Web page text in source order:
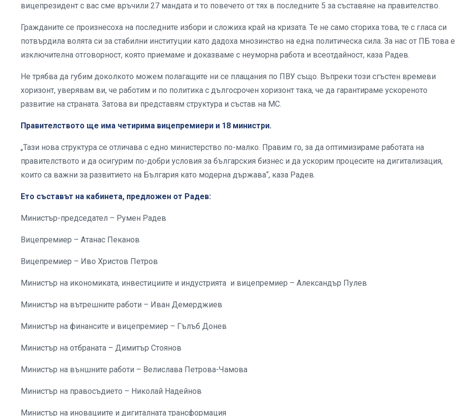
вицепрезидент с вас сме връчили 27 мандата и то повечето от тях в последните 5 за съставяне на правителство.
Гражданите се произнесоха на последните избори и сложиха край на кризата. Те не само сториха това, те с гласа си
потвърдила волята си за стабилни институции като дадоха мнозинство на една политическа сила. За нас от ПБ това е
изключителна отговорност, която приемаме и доказваме с неуморна работа и всеотдайност, каза Радев.
Не трябва да губим доколкото можем полагащите ни се плащания по ПВУ също. Въпреки този сгъстен времеви
хоризонт, уверявам ви, че работим и по политика с дългосрочен хоризонт така, че да гарантираме ускореното
развитие на страната. Затова ви представям структура и състав на МС.
Правителството ще има четирима вицепремиери и 18 министри.
„Тази нова структура се отличава с едно министерство по-малко. Правим го, за да оптимизираме работата на
правителството и да осигурим по-добри условия за българския бизнес и да ускорим процесите на дигитализация,
които са важни за развитието на България като модерна държава“, каза Радев.
Ето съставът на кабинета, предложен от Радев:
Министър-председател – Румен Радев
Вицепремиер – Атанас Пеканов
Вицепремиер – Иво Христов Петров
Министър на икономиката, инвестициите и индустрията и вицепремиер – Александър Пулев
Министър на вътрешните работи – Иван Демерджиев
Министър на финансите и вицепремиер – Гълъб Донев
Министър на отбраната – Димитър Стоянов
Министър на външните работи – Велислава Петрова-Чамова
Министър на правосъдието – Николай Надейнов
Министър на иновациите и дигиталната трансформация